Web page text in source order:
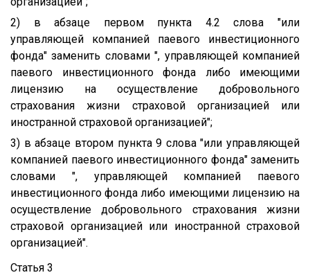
2) в абзаце первом пункта 4.2 слова "или
управляющей компанией паевого инвестиционного
фонда" заменить словами ", управляющей компанией
паевого инвестиционного фонда либо имеющими
лицензию на осуществление добровольного
страхования жизни страховой организацией или
иностранной страховой организацией";
3) в абзаце втором пункта 9 слова "или управляющей
компанией паевого инвестиционного фонда" заменить
словами ", управляющей компанией паевого
инвестиционного фонда либо имеющими лицензию на
осуществление добровольного страхования жизни
страховой организацией или иностранной страховой
организацией".
Статья 3